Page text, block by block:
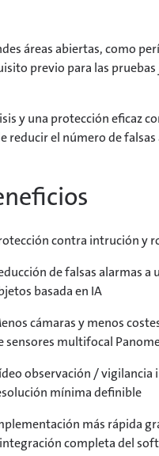
áreas abiertas, como
previo para las
y una protección eficaz
reducir el número de
contra intrución y
de falsas alarmas
basada en IA
cámaras y menos
sensores multifocal
observación / vigilancia
mínima definible
más rápida
completa del